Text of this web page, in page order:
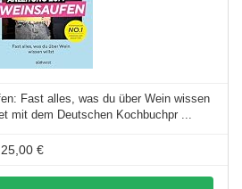
Fast alles, was du über Wein wissen
mit dem Deutschen Kochbuchpr ...
25,00 €